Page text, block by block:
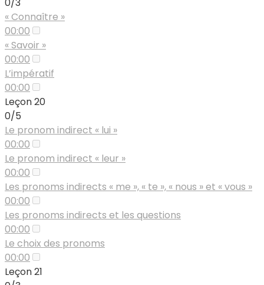
« Connaître »
00:00
« Savoir »
00:00
L’impératif
00:00
Leçon 20
0/5
Le pronom indirect « lui »
00:00
Le pronom indirect « leur »
00:00
Les pronoms indirects « me », « te », « nous » et « vous »
00:00
Les pronoms indirects et les questions
00:00
Le choix des pronoms
00:00
Leçon 21